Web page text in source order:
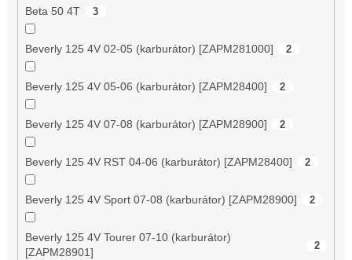
Beta 50 4T 3
Beverly 125 4V 02-05 (karburátor) [ZAPM281000] 2
Beverly 125 4V 05-06 (karburátor) [ZAPM28400] 2
Beverly 125 4V 07-08 (karburátor) [ZAPM28900] 2
Beverly 125 4V RST 04-06 (karburátor) [ZAPM28400] 2
Beverly 125 4V Sport 07-08 (karburátor) [ZAPM28900] 2
Beverly 125 4V Tourer 07-10 (karburátor)
[ZAPM28901]
2